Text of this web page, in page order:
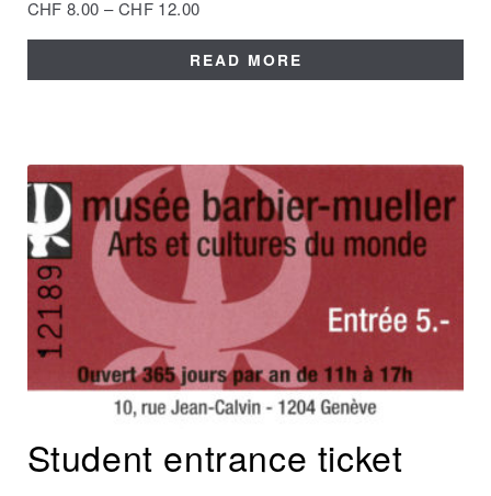
CHF 8.00 –CHF 12.00
READ MORE
Student entrance ticket